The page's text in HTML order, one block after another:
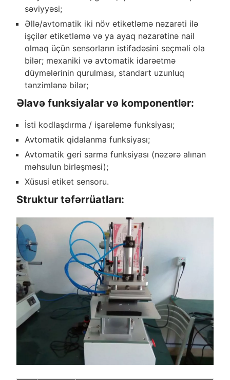
səviyyəsi;
Əllə/avtomatik iki növ etiketləmə nəzarəti ilə
işçilər etiketləmə və ya ayaq nəzarətinə nail
olmaq üçün sensorların istifadəsini seçməli ola
bilər; mexaniki və avtomatik idarəetmə
düymələrinin qurulması, standart uzunluq
tənzimlənə bilər;
Əlavə funksiyalar və komponentlər:
İsti kodlaşdırma / işarələmə funksiyası;
Avtomatik qidalanma funksiyası;
Avtomatik geri sarma funksiyası (nəzərə alınan
məhsulun birləşməsi);
Xüsusi etiket sensoru.
Struktur təfərrüatları: